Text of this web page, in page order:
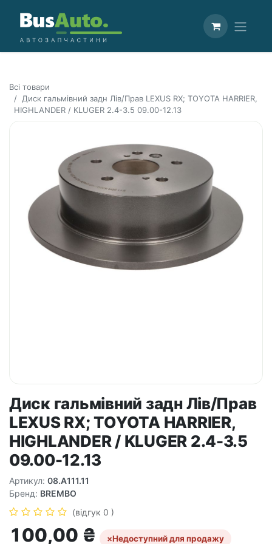
Всі товари
Диск гальмівний задн Лів/Прав LEXUS RX; TOYOTA HARRIER,
HIGHLANDER / KLUGER 2.4-3.5 09.00-12.13
Диск гальмівний задн Лів/Прав
LEXUS RX; TOYOTA HARRIER,
HIGHLANDER / KLUGER 2.4-3.5
09.00-12.13
Артикул: 08.A111.11
Бренд: BREMBO
(відгук 0 )
100,00 ₴ ×Недоступний для продажу